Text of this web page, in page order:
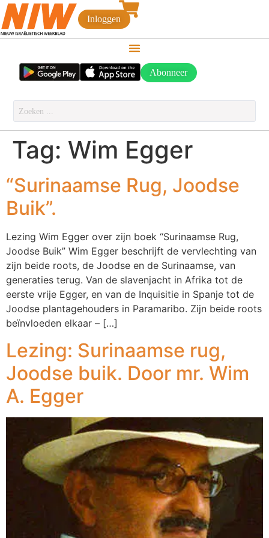
Inloggen
Abonneer
Tag: Wim Egger
“Surinaamse Rug, Joodse
Buik”.
Lezing Wim Egger over zijn boek “Surinaamse Rug,
Joodse Buik” Wim Egger beschrijft de vervlechting van
zijn beide roots, de Joodse en de Surinaamse, van
generaties terug. Van de slavenjacht in Afrika tot de
eerste vrije Egger, en van de Inquisitie in Spanje tot de
Joodse plantagehouders in Paramaribo. Zijn beide roots
beïnvloeden elkaar – […]
Lezing: Surinaamse rug,
Joodse buik. Door mr. Wim
A. Egger